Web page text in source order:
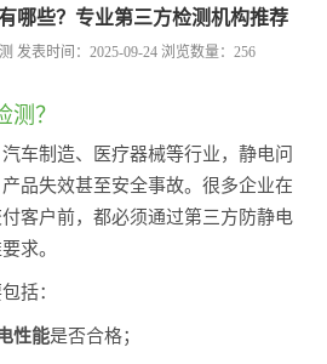
哪些？专业第三方检测机构推荐
发表时间：2025-09-24 浏览数量： 256
？
车制造、医疗器械等行业，静电问
品失效甚至安全事故。很多企业在
客户前，都必须通过第三方防静电
求。
括：
性能是否合格；